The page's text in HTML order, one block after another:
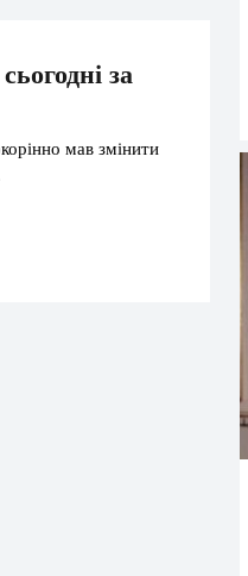
за
мав змінити